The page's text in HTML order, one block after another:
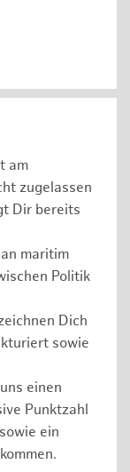
am
zugelassen
Dir bereits
maritim
Politik
Dich
sowie
einen
Punktzahl
ein